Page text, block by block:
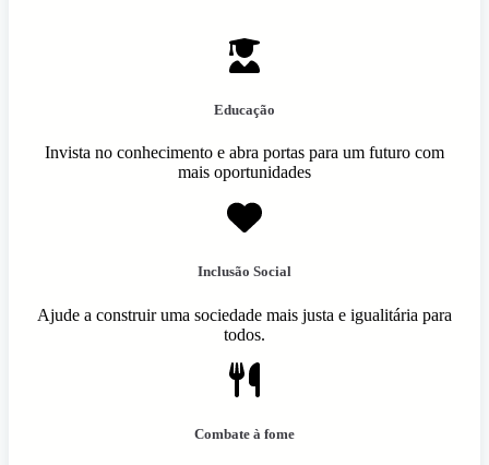
Educação
Invista no conhecimento e abra portas para um futuro com
mais oportunidades
Inclusão Social
Ajude a construir uma sociedade mais justa e igualitária para
todos.
Combate à fome